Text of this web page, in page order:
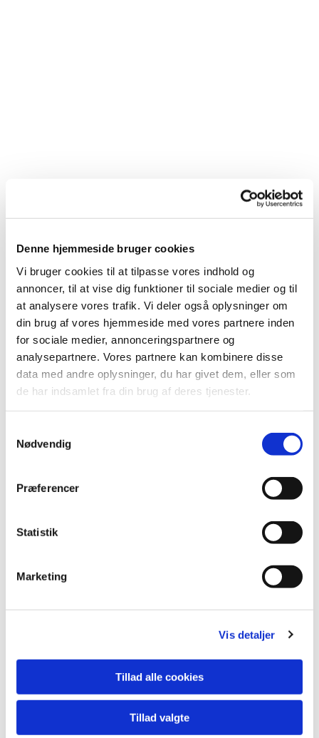
Denne hjemmeside bruger cookies
Vi bruger cookies til at tilpasse vores indhold og
annoncer, til at vise dig funktioner til sociale medier og til
at analysere vores trafik. Vi deler også oplysninger om
din brug af vores hjemmeside med vores partnere inden
for sociale medier, annonceringspartnere og
analysepartnere. Vores partnere kan kombinere disse
data med andre oplysninger, du har givet dem, eller som
de har indsamlet fra din brug af deres tjenester.
Nødvendig
Præferencer
Statistik
Marketing
Vis detaljer
Tillad alle cookies
Tillad valgte